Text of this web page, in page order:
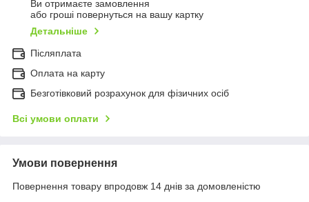
Ви отримаєте замовлення
або гроші повернуться на вашу картку
Детальніше
Післяплата
Оплата на карту
Безготівковий розрахунок для фізичних осіб
Всі умови оплати
Умови повернення
Повернення товару впродовж 14 днів за домовленістю